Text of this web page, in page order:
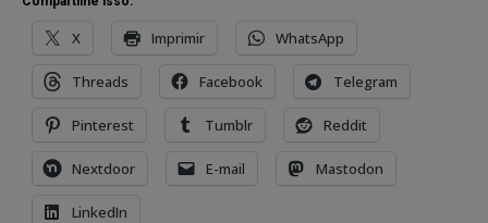
X Imprimir WhatsApp
Threads Facebook Telegram
Pinterest Tumblr Reddit
Nextdoor E-mail Mastodon
LinkedIn